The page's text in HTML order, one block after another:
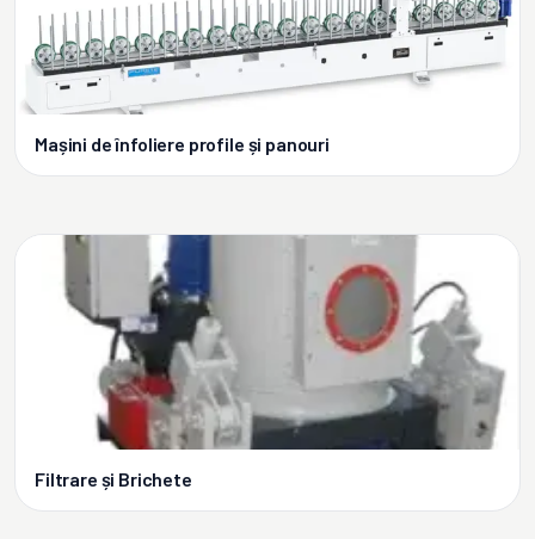
Mașini de înfoliere profile și panouri
Filtrare și Brichete